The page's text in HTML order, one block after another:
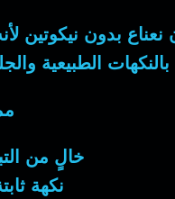
بدون نيكوتين
الطبيعية
خالٍ من
نكهة